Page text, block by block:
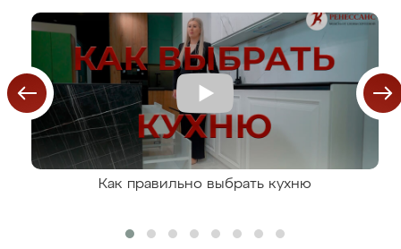
Как правильно выбрать кухню